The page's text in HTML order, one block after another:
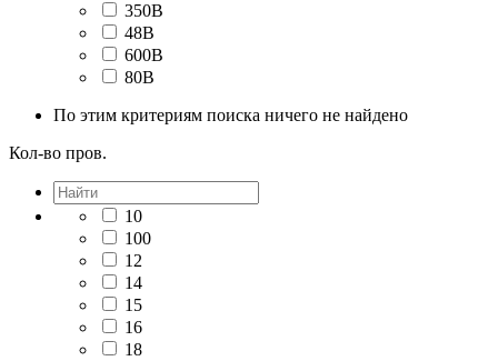
350В
48В
600В
80В
По этим критериям поиска ничего не найдено
Кол-во пров.
10
100
12
14
15
16
18